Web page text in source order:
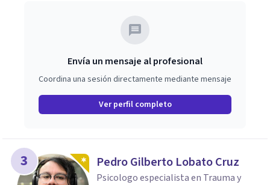
Envía un mensaje al profesional
Coordina una sesión directamente mediante mensaje
Ver perfil completo
3 Pedro Gilberto Lobato Cruz
Psicologo especialista en Trauma y